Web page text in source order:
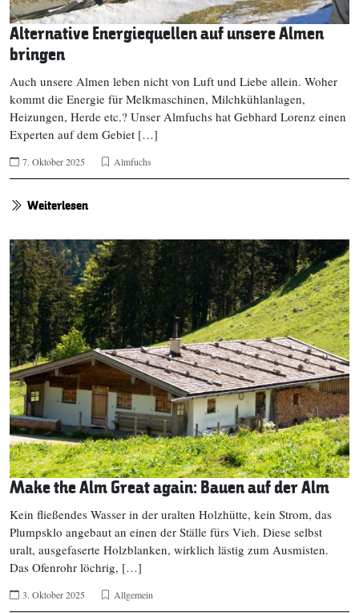
Alternative Energiequellen auf unsere Almen
bringen
Auch unsere Almen leben nicht von Luft und Liebe allein. Woher
kommt die Energie für Melkmaschinen, Milchkühlanlagen,
Heizungen, Herde etc.? Unser Almfuchs hat Gebhard Lorenz einen
Experten auf dem Gebiet […]
7. Oktober 2025 Almfuchs
Weiterlesen
Make the Alm Great again: Bauen auf der Alm
Kein fließendes Wasser in der uralten Holzhütte, kein Strom, das
Plumpsklo angebaut an einen der Ställe fürs Vieh. Diese selbst
uralt, ausgefaserte Holzblanken, wirklich lästig zum Ausmisten.
Das Ofenrohr löchrig, […]
3. Oktober 2025 Allgemein